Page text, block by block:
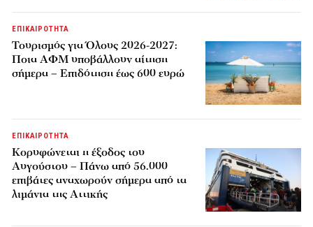
ΕΠΙΚΑΙΡΟΤΗΤΑ
Τουρισμός για Όλους 2026-2027:
Ποια ΑΦΜ υποβάλλουν αίτηση
σήμερα – Επιδότηση έως 600 ευρώ
ΕΠΙΚΑΙΡΟΤΗΤΑ
Κορυφώνεται η έξοδος του
Αυγούστου – Πάνω από 56.000
επιβάτες αναχωρούν σήμερα από τα
λιμάνια της Αττικής